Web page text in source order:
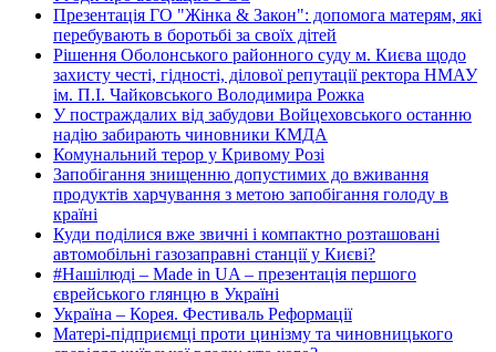
Презентація ГО "Жінка & Закон": допомога матерям, які
перебувають в боротьбі за своїх дітей
Рішення Оболонського районного суду м. Києва щодо
захисту честі, гідності, ділової репутації ректора НМАУ
ім. П.І. Чайковського Володимира Рожка
У постраждалих від забудови Войцеховського останню
надію забирають чиновники КМДА
Комунальний терор у Кривому Розі
Запобігання знищенню допустимих до вживання
продуктів харчування з метою запобігання голоду в
країні
Куди поділися вже звичні і компактно розташовані
автомобільні газозаправні станції у Києві?
#Нашілюді – Made in UA – презентація першого
єврейського глянцю в Україні
Україна – Корея. Фестиваль Реформації
Матері-підприємці проти цинізму та чиновницького